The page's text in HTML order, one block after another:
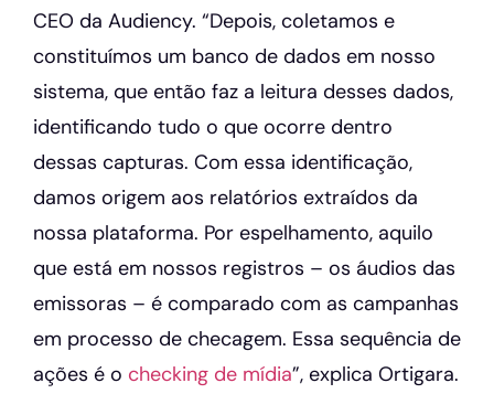
CEO da Audiency. “Depois, coletamos e
constituímos um banco de dados em nosso
sistema, que então faz a leitura desses dados,
identificando tudo o que ocorre dentro
dessas capturas. Com essa identificação,
damos origem aos relatórios extraídos da
nossa plataforma. Por espelhamento, aquilo
que está em nossos registros – os áudios das
emissoras – é comparado com as campanhas
em processo de checagem. Essa sequência de
ações é o checking de mídia”, explica Ortigara.